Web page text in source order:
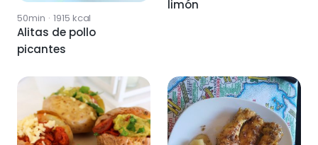
50min · 1915 kcal
Alitas de pollo
picantes
limón